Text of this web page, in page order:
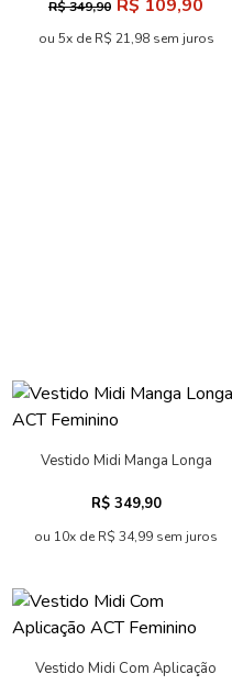
R$ 349,90 R$ 109,90
ou 5x de R$ 21,98 sem juros
Vestido Midi Manga Longa
R$ 349,90
ou 10x de R$ 34,99 sem juros
Vestido Midi Com Aplicação